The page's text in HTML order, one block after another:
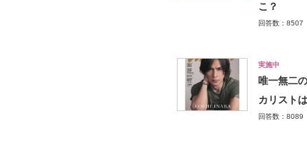
こ？
回答数：8507
実施中
唯一無二
カリスト
回答数：8089